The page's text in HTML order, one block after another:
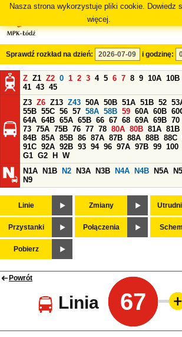
Nasza strona wykorzystuje pliki cookie. Dowiedz
więcej.
Sprawdź rozkład na dzień: i godzinę:
Z Z1 Z2 0 1 2 3 4 5 6 7 8 9 10A 10B
41 43 45
Z3 Z6 Z13 Z43 50A 50B 51A 51B 52
55B 55C 56 57 58A 58B 59 60A 60B
64A 64B 65A 65B 66 67 68 69A 69B 70
73 75A 75B 76 77 78 80A 80B 81A 81B
84B 85A 85B 86 87A 87B 88A 88B 88C
91C 92A 92B 93 94 96 97A 97B 99 100
G1 G2 H
W
N1A
N1B N2 N3A N3B N4A N4B N5A
N9
Linie Zmiany
Przystanki Połączenia
Pobierz
Powrót
Linia 67